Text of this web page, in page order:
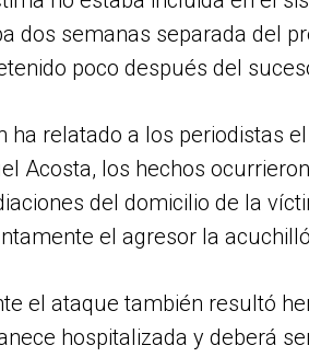
dos semanas separada del
poco después del
ha relatado a los periodistas
Acosta, los hechos
del domicilio de la
el agresor la
el ataque también resultó
hospitalizada y deberá